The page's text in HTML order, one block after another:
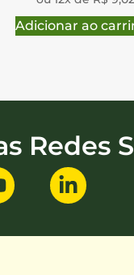
Adicionar ao
Redes